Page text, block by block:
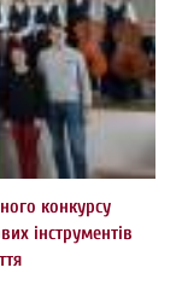
конкурсу
інструментів